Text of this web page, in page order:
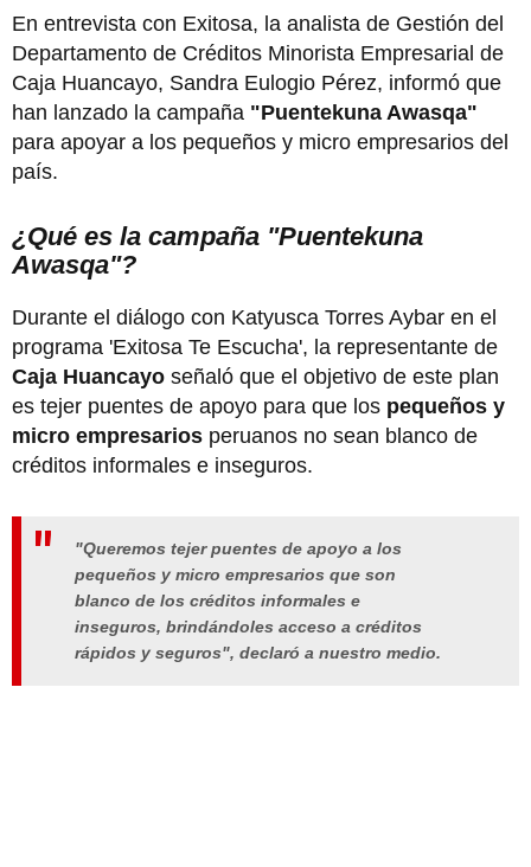
En entrevista con Exitosa, la analista de Gestión del
Departamento de Créditos Minorista Empresarial de
Caja Huancayo, Sandra Eulogio Pérez, informó que
han lanzado la campaña "Puentekuna Awasqa"
para apoyar a los pequeños y micro empresarios del
país.
¿Qué es la campaña "Puentekuna
Awasqa"?
Durante el diálogo con Katyusca Torres Aybar en el
programa 'Exitosa Te Escucha', la representante de
Caja Huancayo señaló que el objetivo de este plan
es tejer puentes de apoyo para que los pequeños y
micro empresarios peruanos no sean blanco de
créditos informales e inseguros.
"Queremos tejer puentes de apoyo a los
pequeños y micro empresarios que son
blanco de los créditos informales e
inseguros, brindándoles acceso a créditos
rápidos y seguros", declaró a nuestro medio.